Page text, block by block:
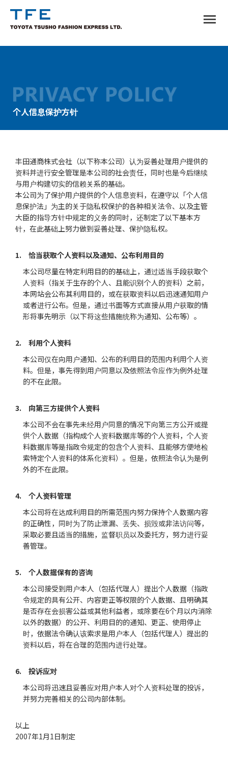
menu
TM
个人信息保护方针
丰田通商株式会社（以下称本公司）认为妥善处理用户提供的
资料并进行安全管理是本公司的社会责任，同时也是今后继续
与用户构建切实的信赖关系的基础。
本公司为了保护用户提供的个人信息资料，在遵守以「个人信
息保护法」为主的关于隐私权保护的各种相关法令、以及主管
大臣的指导方针中规定的义务的同时，还制定了以下基本方
针，在此基础上努力做到妥善处理、保护隐私权。
1. 恰当获取个人资料以及通知、公布利用目的
本公司尽量在特定利用目的的基础上，通过适当手段获取个
人资料（指关于生存的个人、且能识别个人的资料）之前，
本网站会公布其利用目的，或在获取资料以后迅速通知用户
或者进行公布。但是，通过书面等方式直接从用户获取的情
形将事先明示（以下将这些措施统称为通知、公布等）。
2. 利用个人资料
本公司仅在向用户通知、公布的利用目的范围内利用个人资
料。但是，事先得到用户同意以及依照法令应作为例外处理
的不在此限。
3. 向第三方提供个人资料
本公司不会在事先未经用户同意的情况下向第三方公开或提
供个人数据（指构成个人资料数据库等的个人资料，个人资
料数据库等是指政令规定的包含个人资料、且能够方便地检
索特定个人资料的体系化资料）。但是，依照法令认为是例
外的不在此限。
4. 个人资料管理
本公司将在达成利用目的所需范围内努力保持个人数据内容
的正确性，同时为了防止泄漏、丢失、损毁或非法访问等，
采取必要且适当的措施，监督职员以及委托方，努力进行妥
善管理。
5. 个人数据保有的咨询
本公司接受到用户本人（包括代理人）提出个人数据（指政
令规定的具有公开、内容更正等权限的个人数据、且明确其
是否存在会损害公益或其他利益者，或除要在6个月以内消除
以外的数据）的公开、利用目的的通知、更正、使用停止
时，依据法令确认该索求是用户本人（包括代理人）提出的
资料以后，将在合理的范围内进行处理。
6. 投诉应对
本公司将迅速且妥善应对用户本人对个人资料处理的投诉，
并努力完善相关的公司内部体制。
以上
2007年1月1日制定